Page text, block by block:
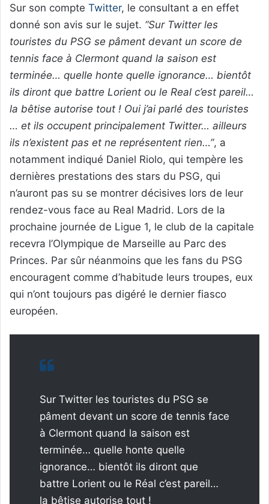
Sur son compte Twitter, le consultant a en effet
donné son avis sur le sujet. “Sur Twitter les
touristes du PSG se pâment devant un score de
tennis face à Clermont quand la saison est
terminée… quelle honte quelle ignorance… bientôt
ils diront que battre Lorient ou le Real c’est pareil…
la bêtise autorise tout ! Oui j’ai parlé des touristes
… et ils occupent principalement Twitter… ailleurs
ils n’existent pas et ne représentent rien…”, a
notamment indiqué Daniel Riolo, qui tempère les
dernières prestations des stars du PSG, qui
n’auront pas su se montrer décisives lors de leur
rendez-vous face au Real Madrid. Lors de la
prochaine journée de Ligue 1, le club de la capitale
recevra l’Olympique de Marseille au Parc des
Princes. Par sûr néanmoins que les fans du PSG
encouragent comme d’habitude leurs troupes, eux
qui n’ont toujours pas digéré le dernier fiasco
européen.
Sur Twitter les touristes du PSG se
pâment devant un score de tennis face
à Clermont quand la saison est
terminée… quelle honte quelle
ignorance… bientôt ils diront que
battre Lorient ou le Réal c’est pareil…
la bêtise autorise tout !